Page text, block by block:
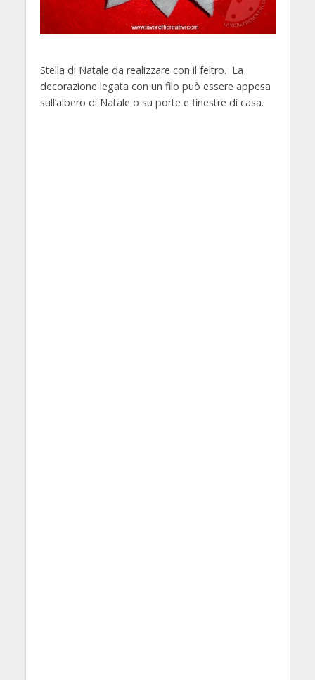
Stella di Natale da realizzare con il feltro. La
decorazione legata con un filo può essere appesa
sull’albero di Natale o su porte e finestre di casa.